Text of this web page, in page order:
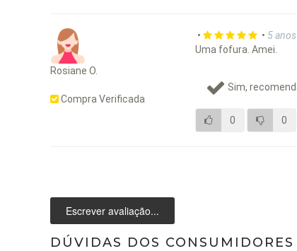
Rosiane O.
Compra Verificada
• • 5
Uma fofura. Amei.
Sim,
0 0
Escrever avaliação...
DÚVIDAS DOS CONSUMIDORES